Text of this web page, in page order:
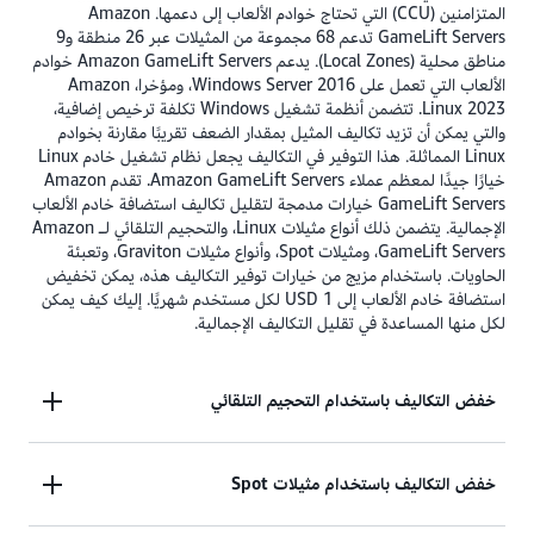
المتزامنين (CCU) التي تحتاج خوادم الألعاب إلى دعمها. Amazon
GameLift Servers تدعم 68 مجموعة من المثيلات عبر 26 منطقة و9
مناطق محلية (Local Zones). يدعم Amazon GameLift Servers خوادم
الألعاب التي تعمل على Windows Server 2016، ومؤخرا، Amazon
Linux 2023. تتضمن أنظمة تشغيل Windows تكلفة ترخيص إضافية،
والتي يمكن أن تزيد تكاليف المثيل بمقدار الضعف تقريبًا مقارنة بخوادم
Linux المماثلة. هذا التوفير في التكاليف يجعل نظام تشغيل خادم Linux
خيارًا جيدًا لمعظم عملاء Amazon GameLift Servers. تقدم Amazon
GameLift Servers خيارات مدمجة لتقليل تكاليف استضافة خادم الألعاب
الإجمالية. يتضمن ذلك أنواع مثيلات Linux، والتحجيم التلقائي لـ Amazon
GameLift Servers، ومثيلات Spot، وأنواع مثيلات Graviton، وتعبئة
الحاويات. باستخدام مزيج من خيارات توفير التكاليف هذه، يمكن تخفيض
استضافة خادم الألعاب إلى 1 USD لكل مستخدم شهريًا. إليك كيف يمكن
لكل منها المساعدة في تقليل التكاليف الإجمالية.
خفض التكاليف باستخدام التحجيم التلقائي
خفض التكاليف باستخدام مثيلات Spot